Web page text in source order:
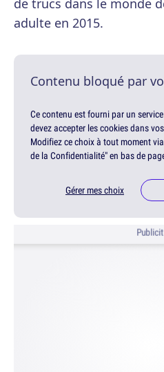
adulte en 2015.
Contenu bloqué par
Ce contenu est fourni par un
devez accepter les cookies dans
Modifiez ce choix à tout moment
de la Confidentialité" en bas de
Gérer mes choix